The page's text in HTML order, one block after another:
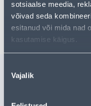
sotsiaalse meedia,
võivad seda
esitanud või mida nad
kasutamise käigus.
valik
Vajalik
Tarne pole võimalik